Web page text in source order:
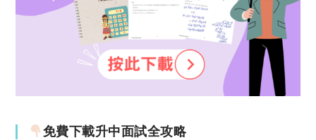
免費下載升中面試全攻略